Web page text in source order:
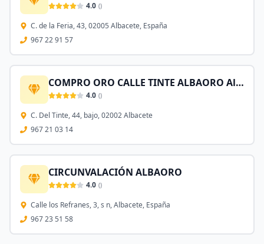
4.0 ()
C. de la Feria, 43, 02005 Albacete, España
967 22 91 57
COMPRO ORO CALLE TINTE ALBAORO Albacete
4.0 ()
C. Del Tinte, 44, bajo, 02002 Albacete
967 21 03 14
CIRCUNVALACIÓN ALBAORO
4.0 ()
Calle los Refranes, 3, s n, Albacete, España
967 23 51 58